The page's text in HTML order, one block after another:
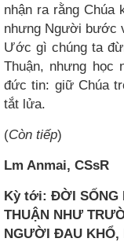
nhận ra rằng Chúa
nhưng Người bước
Ước gì chúng ta
Thuận, nhưng học
đức tin: giữ Chúa
tắt lửa.
(Còn tiếp)
Lm Anmai, CSsR
Kỳ tới: ĐỜI SỐNG
THUẬN NHƯ
NGƯỜI ĐAU KHỔ,